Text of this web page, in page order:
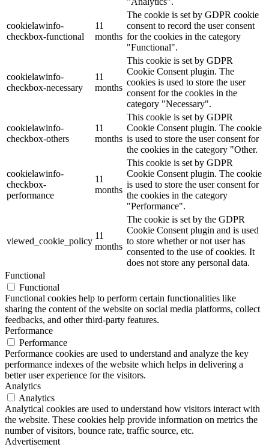
cookielawinfo-
checkbox-functional
11
months
The cookie is set by GDPR cookie
consent to record the user consent
for the cookies in the category
"Functional".
cookielawinfo-
checkbox-necessary
11
months
This cookie is set by GDPR
Cookie Consent plugin. The
cookies is used to store the user
consent for the cookies in the
category "Necessary".
cookielawinfo-
checkbox-others
11
months
This cookie is set by GDPR
Cookie Consent plugin. The cookie
is used to store the user consent for
the cookies in the category "Other.
cookielawinfo-
checkbox-
performance
11
months
This cookie is set by GDPR
Cookie Consent plugin. The cookie
is used to store the user consent for
the cookies in the category
"Performance".
viewed_cookie_policy
11
months
The cookie is set by the GDPR
Cookie Consent plugin and is used
to store whether or not user has
consented to the use of cookies. It
does not store any personal data.
Functional
Functional
Functional cookies help to perform certain functionalities like
sharing the content of the website on social media platforms, collect
feedbacks, and other third-party features.
Performance
Performance
Performance cookies are used to understand and analyze the key
performance indexes of the website which helps in delivering a
better user experience for the visitors.
Analytics
Analytics
Analytical cookies are used to understand how visitors interact with
the website. These cookies help provide information on metrics the
number of visitors, bounce rate, traffic source, etc.
Advertisement